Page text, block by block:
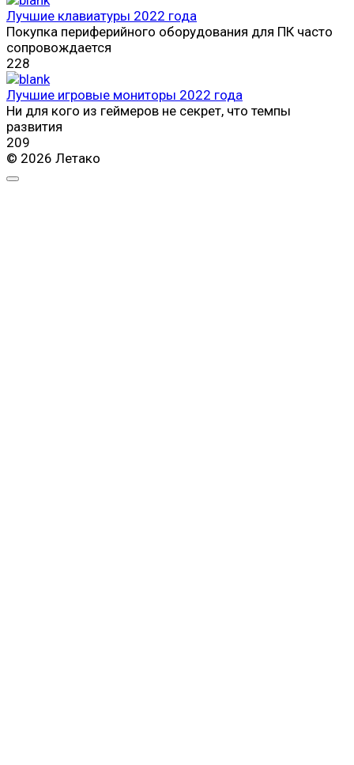
Лучшие клавиатуры 2022 года
Покупка периферийного оборудования для ПК часто
сопровождается
228
Лучшие игровые мониторы 2022 года
Ни для кого из геймеров не секрет, что темпы
развития
209
© 2026 Летако